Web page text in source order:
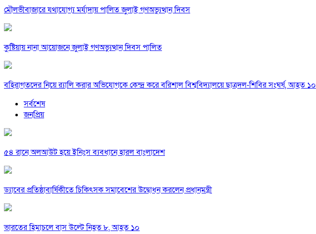
মৌলভীবাজারে যথাযোগ্য মর্যাদায় পালিত জুলাই গণঅভ্যুত্থান দিবস
কুষ্টিয়ায় নানা আয়োজনে জুলাই গণঅভ্যুত্থান দিবস পালিত
বহিরাগতদের নিয়ে র‍্যালি করার অভিযোগকে কেন্দ্র করে বরিশাল বিশ্ববিদ্যালয়ে ছাত্রদল-শিবির সংঘর্ষ, আহত ১০
সর্বশেষ
জনপ্রিয়
৫৪ রানে অলআউট হয়ে ইনিংস ব্যবধানে হারল বাংলাদেশ
ড্যাবের প্রতিষ্ঠাবার্ষিকীতে চিকিৎসক সমাবেশের উদ্বোধন করলেন প্রধানমন্ত্রী
ভারতের হিমাচলে বাস উল্টে নিহত ৮, আহত ১০